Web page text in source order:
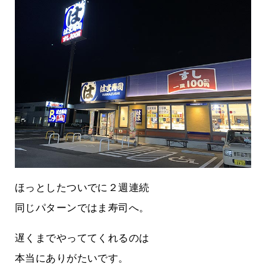
ほっとしたついでに２週連続
同じパターンではま寿司へ。
遅くまでやっててくれるのは
本当にありがたいです。